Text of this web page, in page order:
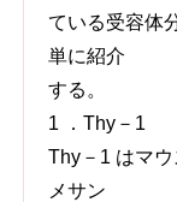
ている受容体
単に紹介
する。
1 ．Thy－1
Thy－1 はマ
メサン